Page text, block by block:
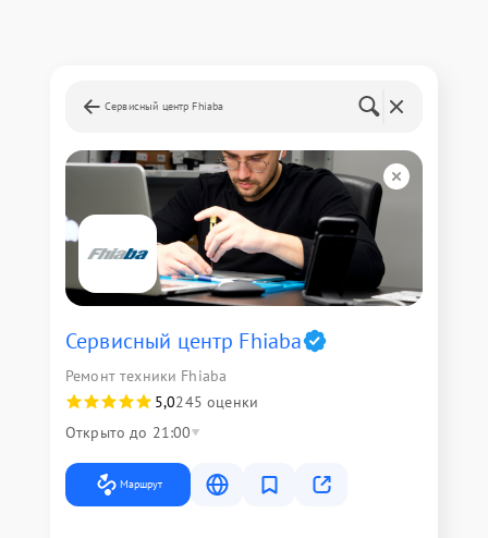
Сервисный центр Fhiaba
Сервисный центр Fhiaba
Ремонт техники Fhiaba
5,0245 оценки
Открыто до 21:00
Маршрут